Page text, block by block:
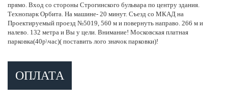
прямо. Вход со стороны Строгинского бульвара по центру здания.
Технопарк Орбита. На машине- 20 минут. Съезд со МКАД на
Проектируемый проезд №5019, 560 м и повернуть направо. 266 м и
налево. 132 метра и Вы у цели. Внимание! Московская платная
парковка(40р\час)( поставить лого значок парковки)!
ОПЛАТА